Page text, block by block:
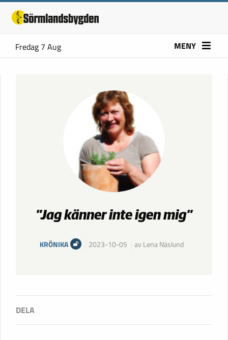
Fredag 7 Aug MENY
”Jag känner inte igen mig”
KRÖNIKA 2023-10-05 av Lena Näslund